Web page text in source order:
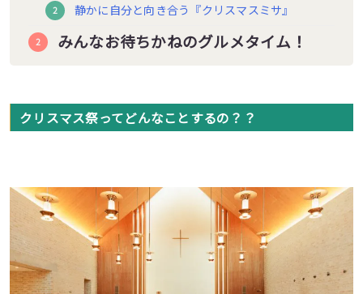
静かに自分と向き合う『クリスマスミサ』
みんなお待ちかねのグルメタイム！
クリスマス祭ってどんなことするの？？